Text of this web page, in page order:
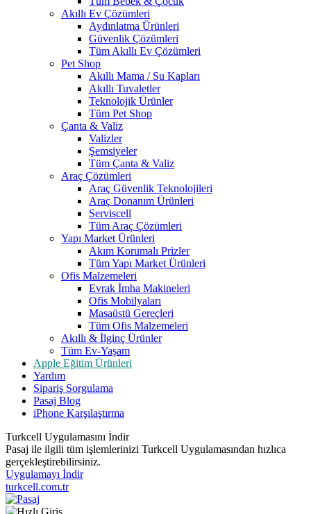
Akıllı Ev Çözümleri
Aydınlatma Ürünleri
Güvenlik Çözümleri
Tüm Akıllı Ev Çözümleri
Pet Shop
Akıllı Mama / Su Kapları
Akıllı Tuvaletler
Teknolojik Ürünler
Tüm Pet Shop
Çanta & Valiz
Valizler
Şemsiyeler
Tüm Çanta & Valiz
Araç Çözümleri
Araç Güvenlik Teknolojileri
Araç Donanım Ürünleri
Serviscell
Tüm Araç Çözümleri
Yapı Market Ürünleri
Akım Korumalı Prizler
Tüm Yapı Market Ürünleri
Ofis Malzemeleri
Evrak İmha Makineleri
Ofis Mobilyaları
Masaüstü Gereçleri
Tüm Ofis Malzemeleri
Akıllı & İlginç Ürünler
Tüm Ev-Yaşam
Apple Eğitim Ürünleri
Yardım
Sipariş Sorgulama
Pasaj Blog
iPhone Karşılaştırma
Turkcell Uygulamasını İndir
Pasaj ile ilgili tüm işlemlerinizi Turkcell Uygulamasından hızlıca
gerçekleştirebilirsiniz.
Uygulamayı İndir
turkcell.com.tr